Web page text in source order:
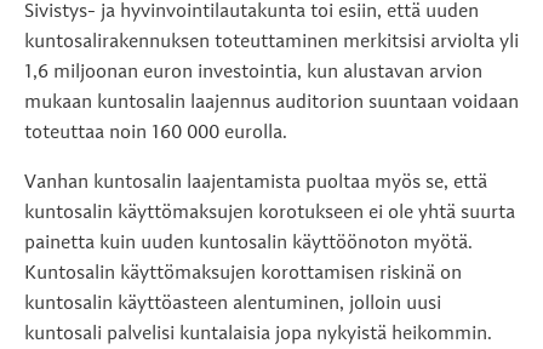
Sivistys- ja hyvinvointilautakunta toi esiin, että uuden
kuntosalirakennuksen toteuttaminen merkitsisi arviolta yli
1,6 miljoonan euron investointia, kun alustavan arvion
mukaan kuntosalin laajennus auditorion suuntaan voidaan
toteuttaa noin 160 000 eurolla.
Vanhan kuntosalin laajentamista puoltaa myös se, että
kuntosalin käyttömaksujen korotukseen ei ole yhtä suurta
painetta kuin uuden kuntosalin käyttöönoton myötä.
Kuntosalin käyttömaksujen korottamisen riskinä on
kuntosalin käyttöasteen alentuminen, jolloin uusi
kuntosali palvelisi kuntalaisia jopa nykyistä heikommin.